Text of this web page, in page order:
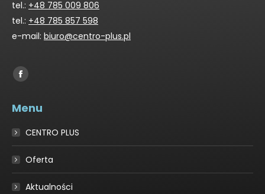
tel.: +48 785 009 806
tel.: +48 785 857 598
e-mail: biuro@centro-plus.pl
Find us on:
Facebook
opens
in
window
Menu
CENTRO PLUS
Oferta
Aktualności